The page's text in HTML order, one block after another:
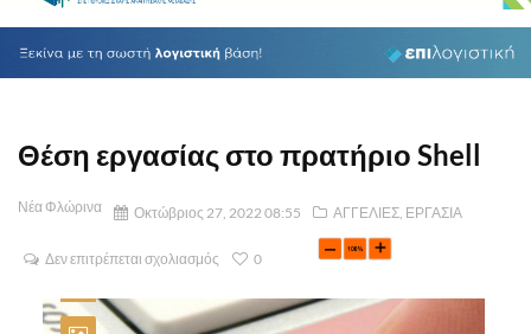
Θέση εργασίας στο πρατήριο Shell
Νέα Φλώρινα Οκτώβριος 27, 2022 08:55 ΑΓΓΕΛΙΕΣ, ΕΡΓΑΣΙΑ
Δεν επιτρέπεται σχολιασμός 0